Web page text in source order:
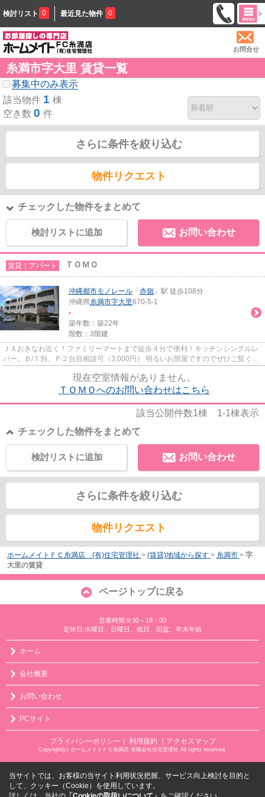
検討リスト 0 最近見た物件 0
お問合せ
糸満市字大里 賃貸一覧
募集中のみ表示
該当物件 1 棟
空き数 0 件
さらに条件を絞り込む
物件リクエスト
チェックした物件をまとめて
検討リストに追加 お問い合わせ
賃貸｜アパート ＴＯＭＯ
沖縄都市モノレール 「 赤嶺 」駅 徒歩108分
沖縄県糸満市字大里670-5-1
-
築年数：築22年
階数：3階建
ＪＡおきなわ近く！ファミリーマートまで徒歩４分で便利！キッチンシングルレ
バー。Ｂ/Ｔ別。Ｐ２台目相談可（3,000円） 明るいお部屋ですのでぜひご覧くだ
現在空室情報がありません。
ＴＯＭＯへのお問い合わせはこちら
該当公開件数1棟 1-1棟表示
チェックした物件をまとめて
お問い合わせ
検討リストに追加
さらに条件を絞り込む
物件リクエスト
ホームメイトＦＣ糸満店 (有)住宅管理社 > (賃貸)地域から探す > 糸満市 > 字
大里の賃貸
ページトップに戻る
営業時間:9:30～18：00
定休日:水曜日、日曜日、祝日、旧盆、年末年始
ホーム
会社概要
お問い合わせ
PCサイト
プライバシーポリシー ｜ 利用規約 ｜アクセスマップ
Copyright(c) ホームメイトＦＣ糸満店 有限会社住宅管理社 All rights reserved.
当サイトでは、お客様の当サイト利用状況把握、サービス向上検討を目的と
して、クッキー（Cookie）を使用しています。